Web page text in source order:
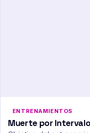
ENTRENAMIENTOS
Muerte por